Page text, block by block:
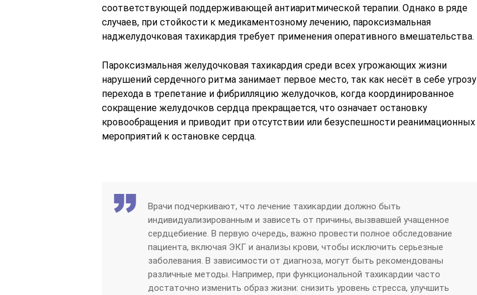
соответствующей поддерживающей антиаритмической терапии. Однако в ряде
случаев, при стойкости к медикаментозному лечению, пароксизмальная
наджелудочковая тахикардия требует применения оперативного вмешательства.
Пароксизмальная желудочковая тахикардия среди всех угрожающих жизни
нарушений сердечного ритма занимает первое место, так как несёт в себе угрозу
перехода в трепетание и фибрилляцию желудочков, когда координированное
сокращение желудочков сердца прекращается, что означает остановку
кровообращения и приводит при отсутствии или безуспешности реанимационных
мероприятий к остановке сердца.
Врачи подчеркивают, что лечение тахикардии должно быть
индивидуализированным и зависеть от причины, вызвавшей учащенное
сердцебиение. В первую очередь, важно провести полное обследование
пациента, включая ЭКГ и анализы крови, чтобы исключить серьезные
заболевания. В зависимости от диагноза, могут быть рекомендованы
различные методы. Например, при функциональной тахикардии часто
достаточно изменить образ жизни: снизить уровень стресса, улучшить